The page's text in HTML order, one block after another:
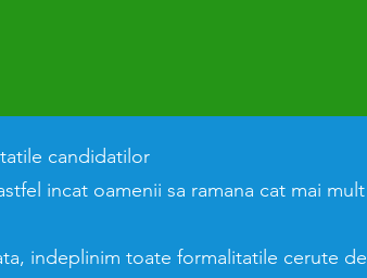
candidatilor
incat oamenii sa ramana cat mai mult
indeplinim toate formalitatile cerute de